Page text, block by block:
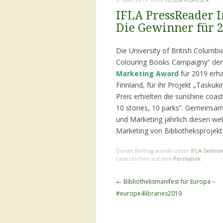
IFLA
Die Gewinner für
Die University of British
Colouring Books Campaigny“
Marketing Award für 2019
Finnland, für ihr Projekt
Preis erhielten die sunshine
10 stories, 10 parks“.
und Marketing jährlich diesen
Marketing von
Dieser Beitrag wurde unter IFLA-
Lesezeichen auf den Permalink
Beitragsnavigation
← Bibliotheksmanifest für Europa –
#europe4libraries2019